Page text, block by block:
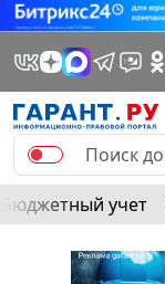
Бюджетный учет